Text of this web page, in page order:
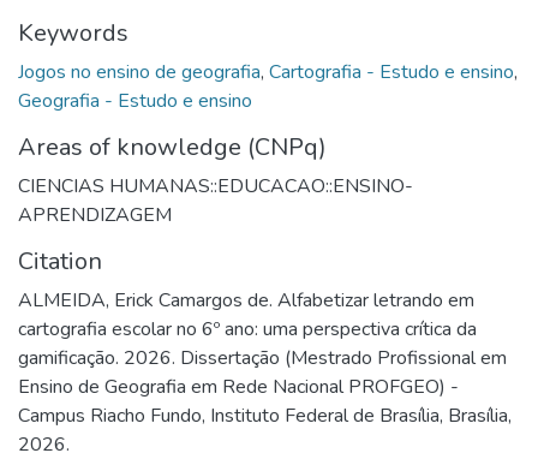
Keywords
Jogos no ensino de geografia, Cartografia - Estudo e ensino,
Geografia - Estudo e ensino
Areas of knowledge (CNPq)
CIENCIAS HUMANAS::EDUCACAO::ENSINO-
APRENDIZAGEM
Citation
ALMEIDA, Erick Camargos de. Alfabetizar letrando em
cartografia escolar no 6º ano: uma perspectiva crítica da
gamificação. 2026. Dissertação (Mestrado Profissional em
Ensino de Geografia em Rede Nacional PROFGEO) -
Campus Riacho Fundo, Instituto Federal de Brasília, Brasília,
2026.